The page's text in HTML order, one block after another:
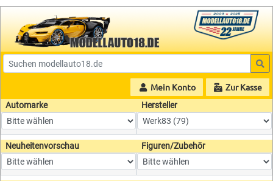
Mein Konto Zur Kasse
Automarke Hersteller
Neuheitenvorschau Figuren/Zubehör